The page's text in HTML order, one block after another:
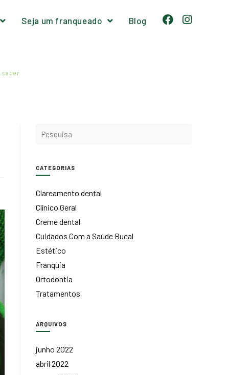
Seja um franqueado Blog
saber
CATEGORIAS
Clareamento dental
Clínico Geral
Creme dental
Cuidados Com a Saúde Bucal
Estético
Franquia
Ortodontia
Tratamentos
ARQUIVOS
junho 2022
abril 2022